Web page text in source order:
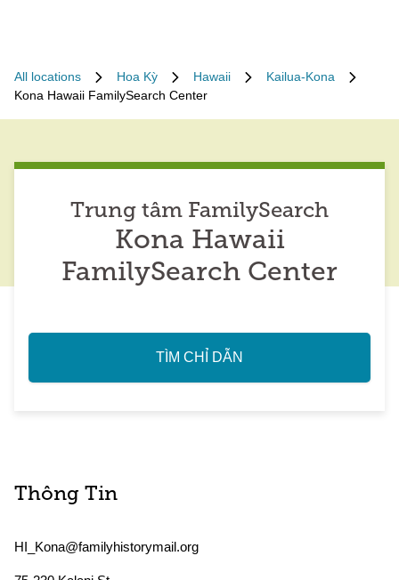
All locations Hoa Kỳ Hawaii
Kailua-Kona
Kona Hawaii FamilySearch Center
Trung tâm FamilySearch
Kona Hawaii
FamilySearch Center
TÌM CHỈ DẪN
Thông Tin
HI_Kona@familyhistorymail.org